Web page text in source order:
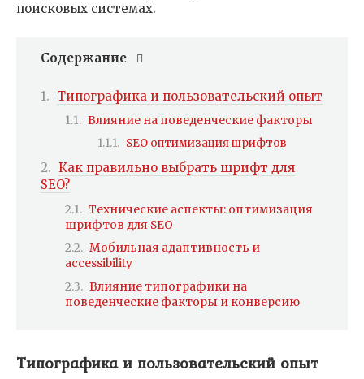
поисковых системах.
Содержание
Типографика и пользовательский опыт
Влияние на поведенческие факторы
SEO оптимизация шрифтов
Как правильно выбрать шрифт для
SEO?
Технические аспекты: оптимизация
шрифтов для SEO
Мобильная адаптивность и
accessibility
Влияние типографики на
поведенческие факторы и конверсию
Типографика и пользовательский опыт